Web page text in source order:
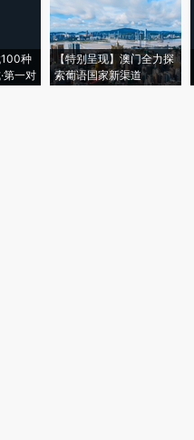
100种
第一对
【特别呈现】澳门全力探
索葡语国家新渠道